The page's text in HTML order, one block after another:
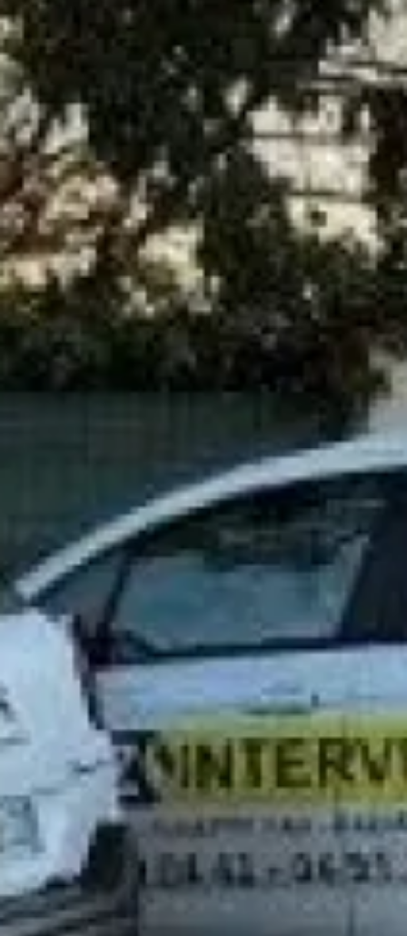
À découvrir
CONTRAT D'ENTRETIEN POUR CHAUDIÈRES A
GAZ TOUTES MARQUES A AIX EN PROVENCE
GAZ Intervention vous propose le spécialiste de l'entretien, du
dépannage et du remplacement de vos appareils à gaz vous
propose Le contrat d'Entretien pour votre appareil à gaz à Aix
en provence et tous les environs. Le contrat d'entretien
comprend : L'entretien Annuel de l'Appareil à gaz + La...
EN SAVOIR PLUS